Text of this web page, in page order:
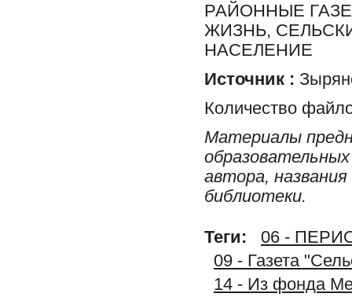
РАЙОННЫЕ
ЖИЗНЬ,
НАСЕЛЕНИЕ
Источник :
Количество
Материалы
автора,
библиотеки.
Теги:
06 -
09 - Газета
14 - Из фонда